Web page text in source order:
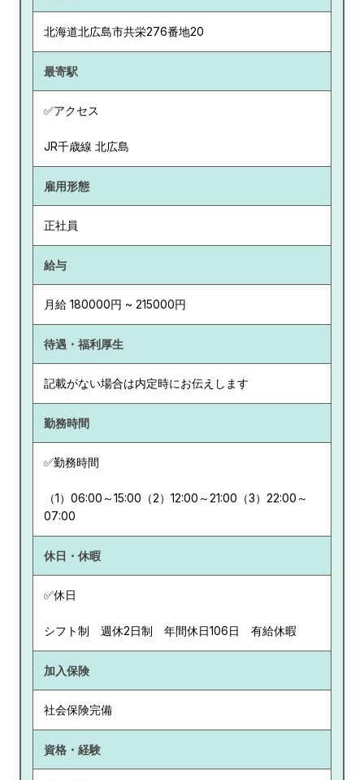
北海道北広島市共栄276番地20
最寄駅
✅アクセス
JR千歳線 北広島
雇用形態
正社員
給与
月給 180000円 ~ 215000円
待遇・福利厚生
記載がない場合は内定時にお伝えします
勤務時間
✅勤務時間
（1）06:00～15:00（2）12:00～21:00（3）22:00～
07:00
休日・休暇
✅休日
シフト制 週休2日制 年間休日106日 有給休暇
加入保険
社会保険完備
資格・経験